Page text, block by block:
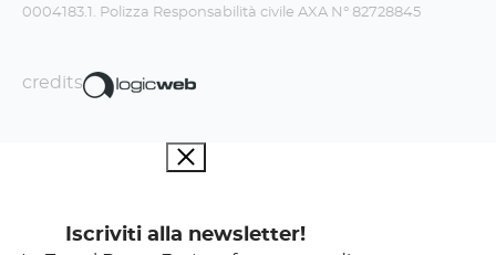
0004183.1. Polizza Responsabilità civile AXA N° 82728845
credits
Iscriviti alla newsletter!